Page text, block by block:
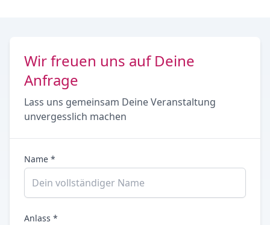
Wir freuen uns auf Deine
Anfrage
Lass uns gemeinsam Deine Veranstaltung
unvergesslich machen
Name *
Anlass *